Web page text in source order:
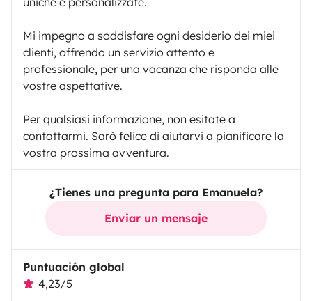
Mi impegno a soddisfare ogni desiderio dei miei
clienti, offrendo un servizio attento e
professionale, per una vacanza che risponda alle
vostre aspettative.
Per qualsiasi informazione, non esitate a
contattarmi. Sarò felice di aiutarvi a pianificare la
vostra prossima avventura.
¿Tienes una pregunta para Emanuela?
Enviar un mensaje
Puntuación global
4,23/5